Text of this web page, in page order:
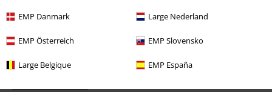
EMP Danmark Large Nederland
EMP Österreich EMP Slovensko
Large Belgique EMP España
Service, catalogus, prijsvragen etc.
Veelgestelde vragen
Retourvoorwaarden